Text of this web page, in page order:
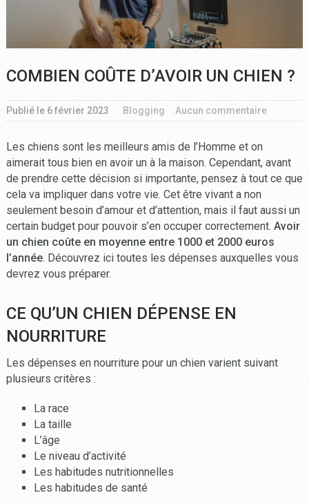
COMBIEN COÛTE D’AVOIR UN CHIEN ?
Publié le 6 février 2023 Blogging Aucun commentaire
Les chiens sont les meilleurs amis de l’Homme et on
aimerait tous bien en avoir un à la maison. Cependant, avant
de prendre cette décision si importante, pensez à tout ce que
cela va impliquer dans votre vie. Cet être vivant a non
seulement besoin d’amour et d’attention, mais il faut aussi un
certain budget pour pouvoir s’en occuper correctement. Avoir
un chien coûte en moyenne entre 1000 et 2000 euros
l’année. Découvrez ici toutes les dépenses auxquelles vous
devrez vous préparer.
CE QU’UN CHIEN DÉPENSE EN
NOURRITURE
Les dépenses en nourriture pour un chien varient suivant
plusieurs critères :
La race
La taille
L’âge
Le niveau d’activité
Les habitudes nutritionnelles
Les habitudes de santé